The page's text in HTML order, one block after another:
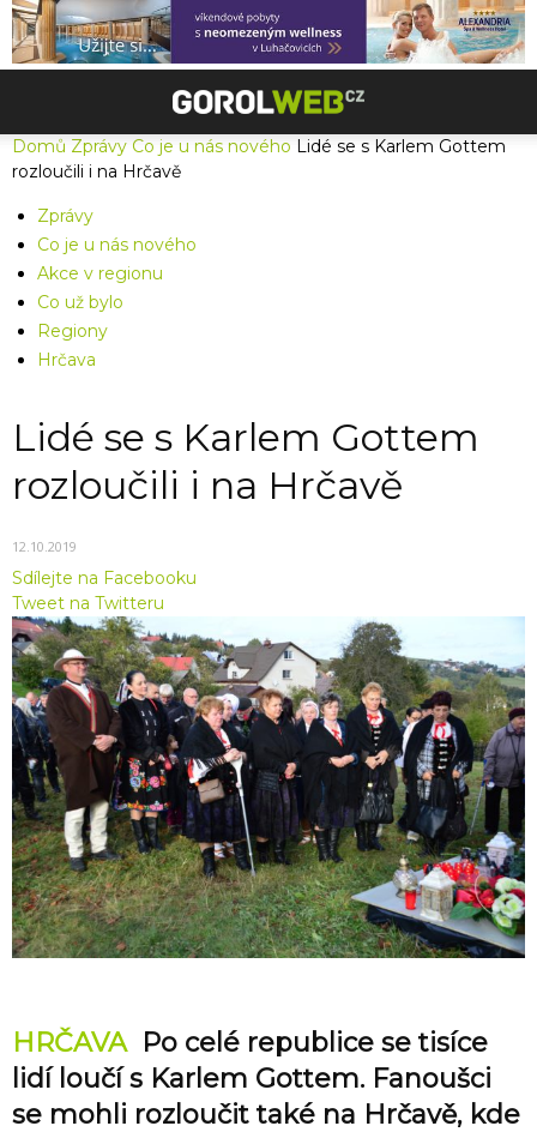
Domů Zprávy Co je u nás nového Lidé se s Karlem Gottem
rozloučili i na Hrčavě
Zprávy
Co je u nás nového
Akce v regionu
Co už bylo
Regiony
Hrčava
Lidé se s Karlem Gottem
rozloučili i na Hrčavě
12.10.2019
Sdílejte na Facebooku
Tweet na Twitteru
HRČAVAPo celé republice se tisíce
lidí loučí s Karlem Gottem. Fanoušci
se mohli rozloučit také na Hrčavě, kde